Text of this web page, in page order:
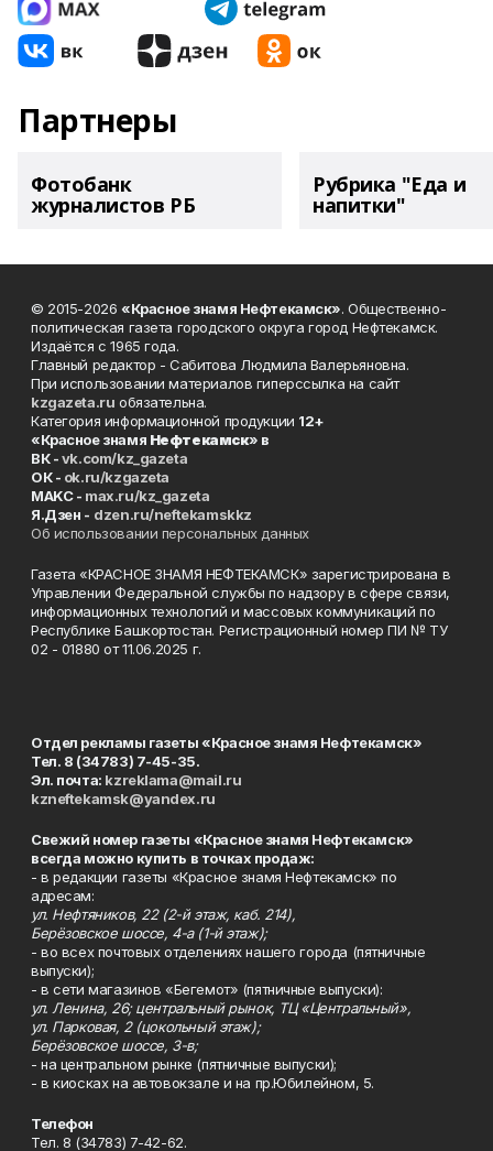
Партнеры
Фотобанк
журналистов РБ
Рубрика "Еда и
напитки"
© 2015-2026 «Красное знамя Нефтекамск». Общественно-
политическая газета городского округа город Нефтекамск.
Издаётся с 1965 года.
Главный редактор - Сабитова Людмила Валерьяновна.
При использовании материалов гиперссылка на сайт
kzgazeta.ru обязательна.
Категория информационной продукции 12+
«Красное знамя Нефтекамск» в
ВК -vk.com/kz_gazeta
ОК - ok.ru/kzgazeta
MAKC - max.ru/kz_gazeta
Я.Дзен - dzen.ru/neftekamskkz
Об использовании персональных данных
Газета «КРАСНОЕ ЗНАМЯ НЕФТЕКАМСК» зарегистрирована в
Управлении Федеральной службы по надзору в сфере связи,
информационных технологий и массовых коммуникаций по
Республике Башкортостан. Регистрационный номер ПИ № ТУ
02 - 01880 от 11.06.2025 г.
Отдел рекламы газеты «Красное знамя Нефтекамск»
Тел. 8 (34783) 7-45-35.
Эл. почта: kzreklama@mail.ru
kzneftekamsk@yandex.ru
Свежий номер газеты «Красное знамя Нефтекамск»
всегда можно купить в точках продаж:
- в редакции газеты «Красное знамя Нефтекамск» по
адресам:
ул. Нефтяников, 22 (2-й этаж, каб. 214),
Берёзовское шоссе, 4-а (1-й этаж);
- во всех почтовых отделениях нашего города (пятничные
выпуски);
- в сети магазинов «Бегемот» (пятничные выпуски):
ул. Ленина, 26; центральный рынок, ТЦ «Центральный»,
ул. Парковая, 2 (цокольный этаж);
Берёзовское шоссе, 3-в;
- на центральном рынке (пятничные выпуски);
- в киосках на автовокзале и на пр.Юбилейном, 5.
Телефон
Тел. 8 (34783) 7-42-62.